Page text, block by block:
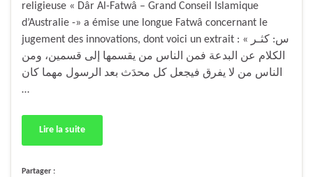
religieuse « Dâr Al-Fatwâ – Grand Conseil Islamique
d’Australie -» a émise une longue Fatwâ concernant le
jugement des innovations, dont voici un extrait : « س: كثـر
الكلام عن البدعة فمن الناس من يقسمها إلى قسمين، ومن
الناس من لا يفرق فيجعل كل محدَث بعد الرسول مهما كان
…
Lire la suite
Partager :